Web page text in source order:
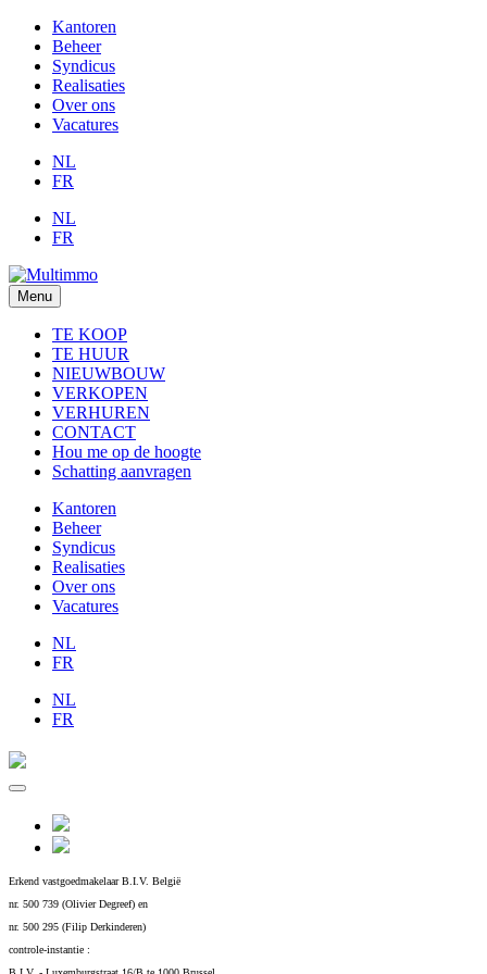
Kantoren
Beheer
Syndicus
Realisaties
Over ons
Vacatures
NL
FR
NL
FR
Menu
TE KOOP
TE HUUR
NIEUWBOUW
VERKOPEN
VERHUREN
CONTACT
Hou me op de hoogte
Schatting aanvragen
Kantoren
Beheer
Syndicus
Realisaties
Over ons
Vacatures
NL
FR
NL
FR
Erkend vastgoedmakelaar B.I.V. België
nr. 500 739 (Olivier Degreef) en
nr. 500 295 (Filip Derkinderen)
controle-instantie :